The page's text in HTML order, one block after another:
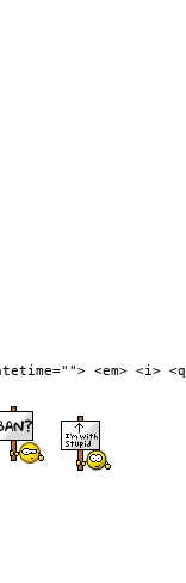
<em> <i>